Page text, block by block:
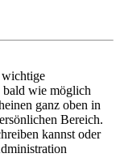
wichtige
bald wie möglich
ganz oben in
Bereich.
kannst oder